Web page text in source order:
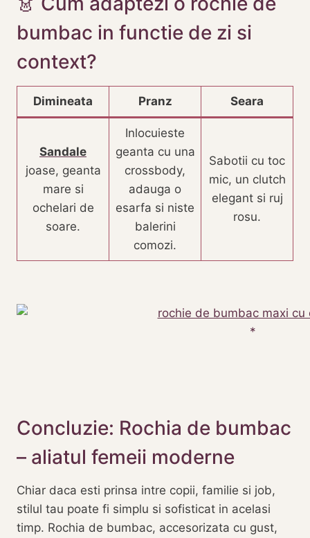
bumbac in functie de zi si
context?
Dimineata Pranz Seara
Sandale
joase, geanta
mare si
ochelari de
soare.
Inlocuieste
geanta cu una
crossbody,
adauga o
esarfa si niste
balerini
comozi.
Sabotii cu toc
mic, un clutch
elegant si ruj
rosu.
Concluzie: Rochia de bumbac
– aliatul femeii moderne
Chiar daca esti prinsa intre copii, familie si job,
stilul tau poate fi simplu si sofisticat in acelasi
timp. Rochia de bumbac, accesorizata cu gust,